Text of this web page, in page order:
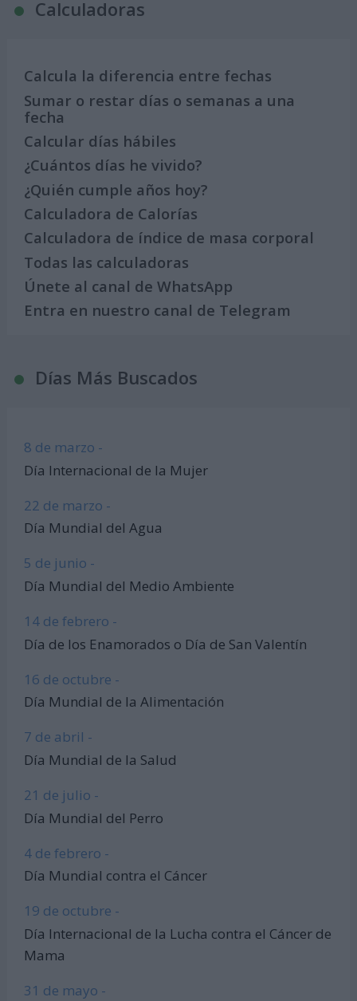
Calculadoras
Calcula la diferencia entre fechas
Sumar o restar días o semanas a una
fecha
Calcular días hábiles
¿Cuántos días he vivido?
¿Quién cumple años hoy?
Calculadora de Calorías
Calculadora de índice de masa corporal
Todas las calculadoras
Únete al canal de WhatsApp
Entra en nuestro canal de Telegram
Días Más Buscados
8 de marzo -
Día Internacional de la Mujer
22 de marzo -
Día Mundial del Agua
5 de junio -
Día Mundial del Medio Ambiente
14 de febrero -
Día de los Enamorados o Día de San Valentín
16 de octubre -
Día Mundial de la Alimentación
7 de abril -
Día Mundial de la Salud
21 de julio -
Día Mundial del Perro
4 de febrero -
Día Mundial contra el Cáncer
19 de octubre -
Día Internacional de la Lucha contra el Cáncer de
Mama
31 de mayo -